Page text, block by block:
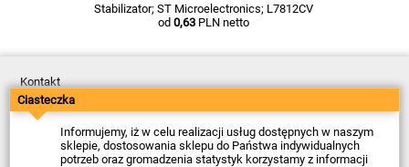
Stabilizator; ST Microelectronics; L7812CV
od 0,63 PLN netto
Kontakt
Dostawa
Płatność
Zwroty
Reklamacje
Regulamin
Polityka Prywatności
Ciasteczka
Informujemy, iż w celu realizacji usług dostępnych w naszym
sklepie, dostosowania sklepu do Państwa indywidualnych
potrzeb oraz gromadzenia statystyk korzystamy z informacji